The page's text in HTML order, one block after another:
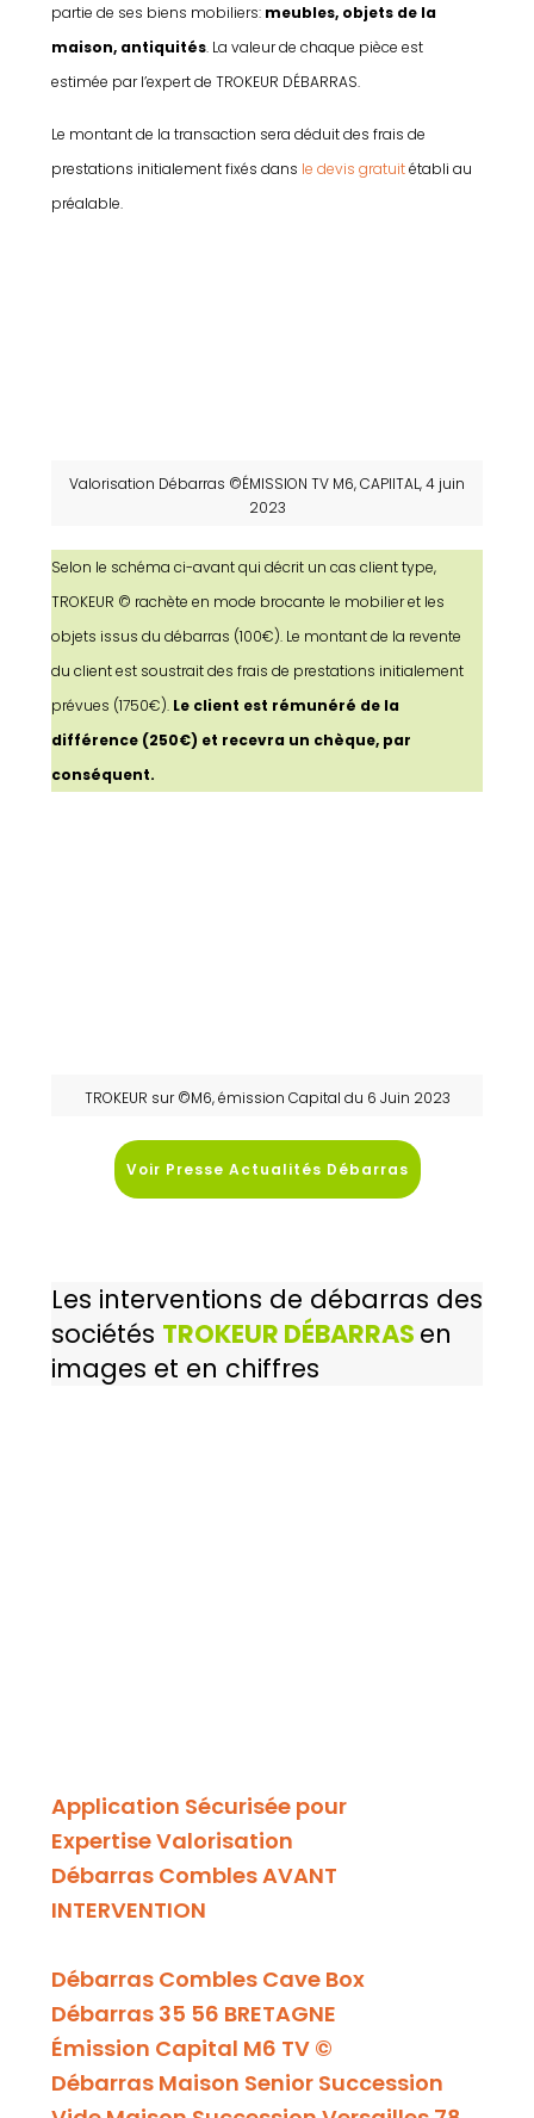
partie de ses biens mobiliers: meubles, objets de la
maison, antiquités. La valeur de chaque pièce est
estimée par l’expert de TROKEUR DÉBARRAS.
Le montant de la transaction sera déduit des frais de
prestations initialement fixés dans le devis gratuitétabli au
préalable.
Valorisation Débarras ©ÉMISSION TV M6, CAPIITAL, 4 juin
2023
Selon le schéma ci-avant qui décrit un cas client type,
TROKEUR © rachète en mode brocante le mobilier et les
objets issus du débarras (100€). Le montant de la revente
du client est soustrait des frais de prestations initialement
prévues (1750€). Le client est rémunéré de la
différence (250€) et recevra un chèque, par
conséquent.
TROKEUR sur ©M6, émission Capital du 6 Juin 2023
Voir Presse Actualités Débarras
Les interventions de débarras des
sociétés TROKEUR DÉBARRAS en
images et en chiffres
Application Sécurisée pour
Expertise Valorisation
Débarras Combles AVANT
INTERVENTION
Débarras Combles Cave Box
Débarras 35 56 BRETAGNE
Émission Capital M6 TV ©
Débarras Maison Senior Succession